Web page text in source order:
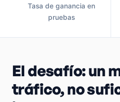
Tasa de ganancia en
pruebas
El desafío: un
tráfico, no